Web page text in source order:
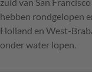
hebben rondgelopen
Holland en West-
onder water lopen.